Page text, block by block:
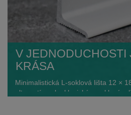
V JEDNODUCHOSTI
KRÁSA
Minimalistická L‐soklová lišta 12 ×
alternatívou ku klasickým soklovým